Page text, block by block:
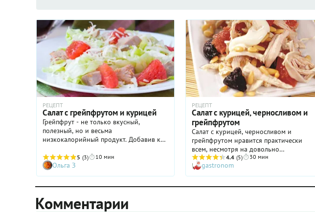
РЕЦЕПТ
Салат с грейпфрутом и курицей
Грейпфрут - не только вкусный,
полезный, но и весьма
низкокалорийный продукт. Добавив к
вы получите вкусное блюдо, которое не
навредит фигуре.
5 (3) 10 мин
Ольга З
РЕЦЕПТ
Салат с курицей, черносливом и
грейпфрутом
Салат с курицей, черносливом и
грейпфрутом нравится практически
всем, несмотря на довольно
причудливое сочетание ингредиентов.
Впрочем, первые два уже давно
отвоевали себе право «показываться»
вместе! Подтверждением тому является
4.4 (5) 30 мин
gastronom
Комментарии